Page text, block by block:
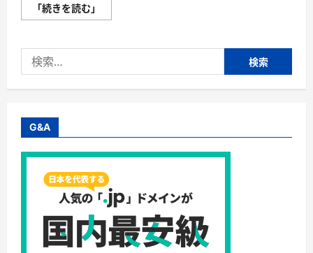
「続きを読む」
ン
グ
収
益
の
ー
ー
に
対
し
タ
ー
ゲ
索:
G&A